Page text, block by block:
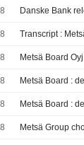
Transcript :
Metsä Board :
Metsä Board :
Metsä Group